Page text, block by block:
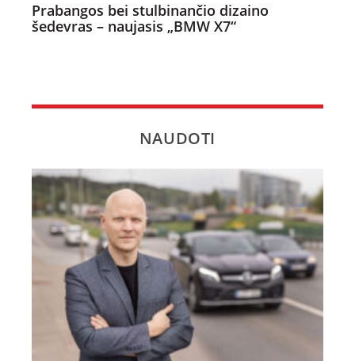
Prabangos bei stulbinančio dizaino
šedevras – naujasis „BMW X7“
NAUDOTI